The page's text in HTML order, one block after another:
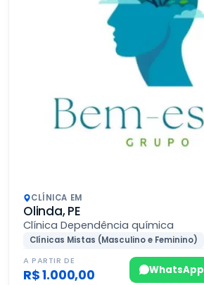
CLÍNICA EM
Olinda, PE
Clínica Dependência química
Clínicas Mistas (Masculino e Feminino)
A PARTIR DE
R$ 1.000,00 WhatsApp